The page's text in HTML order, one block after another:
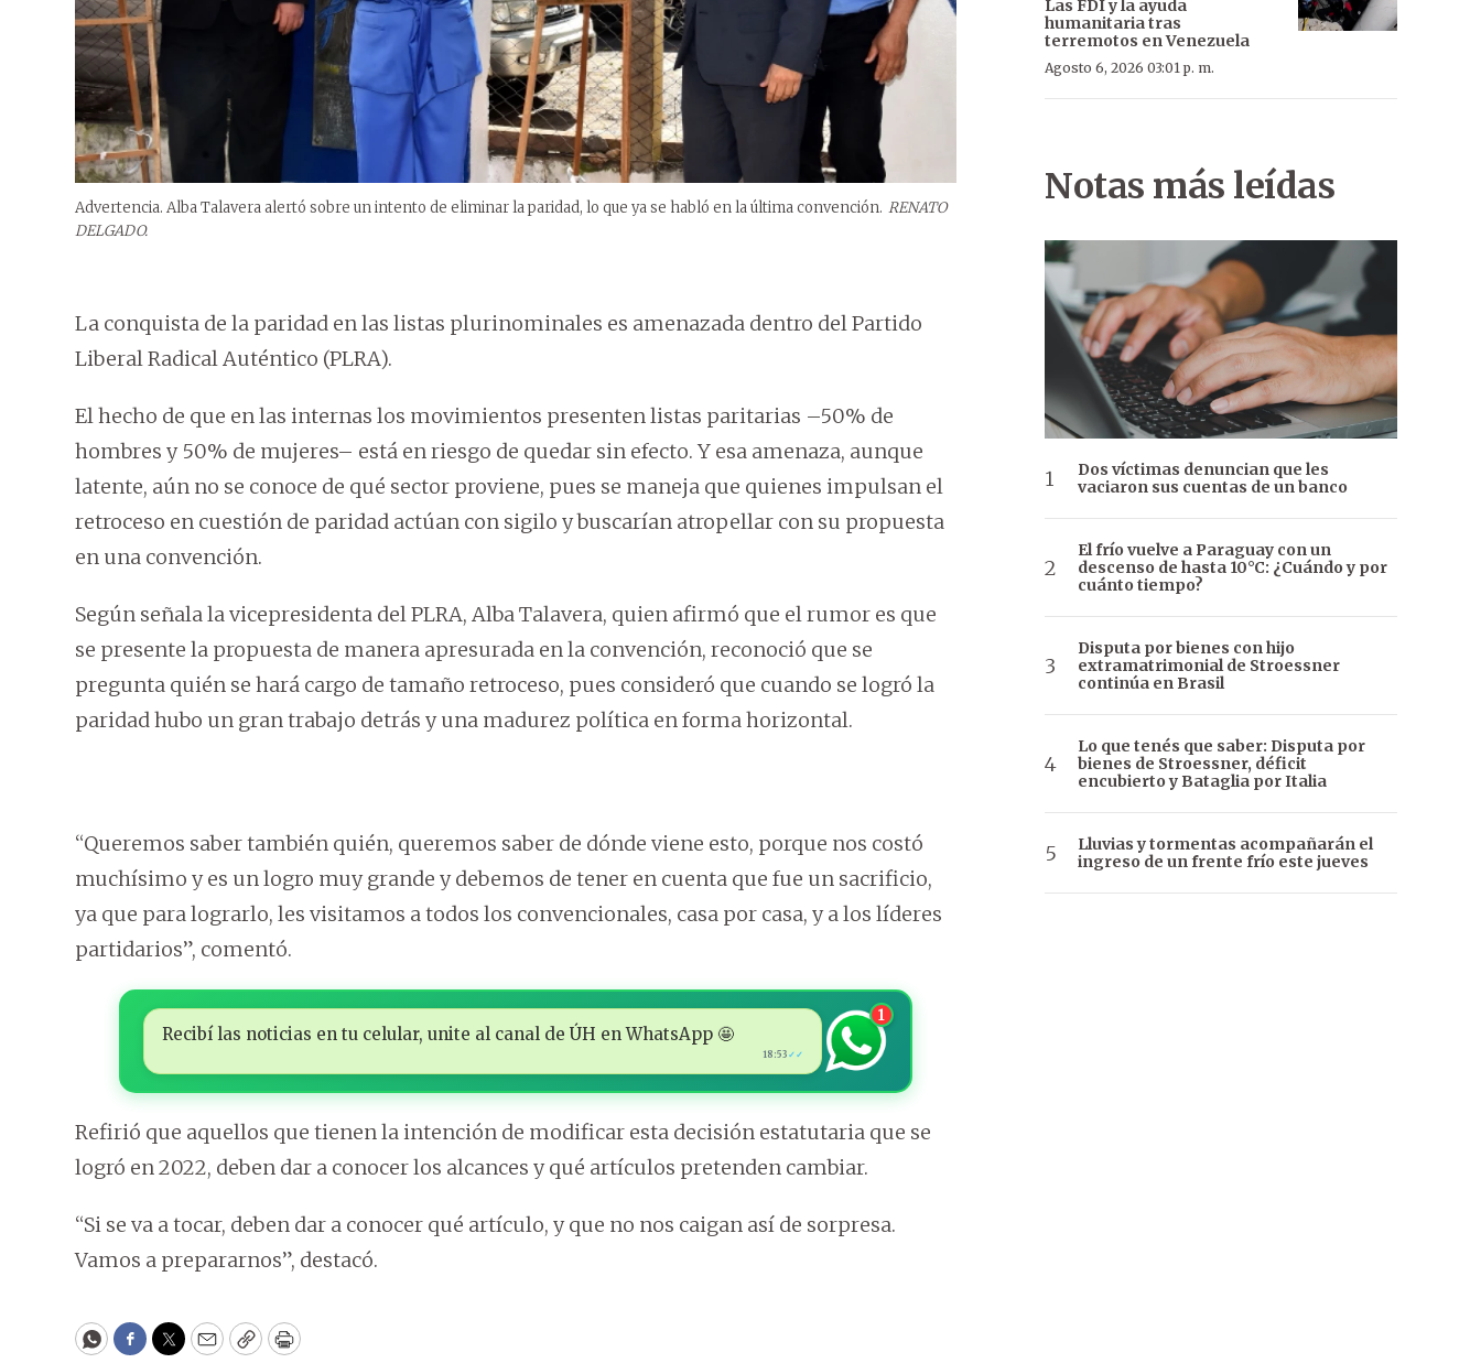
Advertencia. Alba Talavera alertó sobre un intento de eliminar la paridad, lo que ya se habló en la última convención. RENATO
DELGADO.
La conquista de la paridad en las listas plurinominales es amenazada dentro del Partido
Liberal Radical Auténtico (PLRA).
El hecho de que en las internas los movimientos presenten listas paritarias –50% de
hombres y 50% de mujeres– está en riesgo de quedar sin efecto. Y esa amenaza, aunque
latente, aún no se conoce de qué sector proviene, pues se maneja que quienes impulsan el
retroceso en cuestión de paridad actúan con sigilo y buscarían atropellar con su propuesta
en una convención.
Según señala la vicepresidenta del PLRA, Alba Talavera, quien afirmó que el rumor es que
se presente la propuesta de manera apresurada en la convención, reconoció que se
pregunta quién se hará cargo de tamaño retroceso, pues consideró que cuando se logró la
paridad hubo un gran trabajo detrás y una madurez política en forma horizontal.
“Queremos saber también quién, queremos saber de dónde viene esto, porque nos costó
muchísimo y es un logro muy grande y debemos de tener en cuenta que fue un sacrificio,
ya que para lograrlo, les visitamos a todos los convencionales, casa por casa, y a los líderes
partidarios”, comentó.
Recibí las noticias en tu celular, unite al canal de ÚH en WhatsApp 🤩
18:53 ✓✓
1
Refirió que aquellos que tienen la intención de modificar esta decisión estatutaria que se
logró en 2022, deben dar a conocer los alcances y qué artículos pretenden cambiar.
“Si se va a tocar, deben dar a conocer qué artículo, y que no nos caigan así de sorpresa.
Vamos a prepararnos”, destacó.
WhatsApp
Facebook
Twitter
EmailCopyPrint
Las FDI y la ayuda
humanitaria tras
terremotos en Venezuela
Agosto 6, 2026 03:01 p. m.
Notas más leídas
Dos víctimas denuncian que les
vaciaron sus cuentas de un banco
El frío vuelve a Paraguay con un
descenso de hasta 10°C: ¿Cuándo y por
cuánto tiempo?
Disputa por bienes con hijo
extramatrimonial de Stroessner
continúa en Brasil
Lo que tenés que saber: Disputa por
bienes de Stroessner, déficit
encubierto y Bataglia por Italia
Lluvias y tormentas acompañarán el
ingreso de un frente frío este jueves